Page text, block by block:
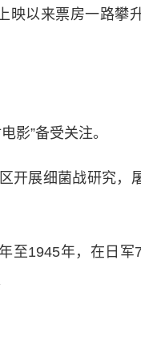
映以来票房一路攀
”备受关注。
展细菌战研究，
1945年，在日军
页。